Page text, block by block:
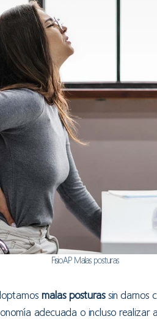
FisioAP Malas posturas
malas posturassin darnos
adecuada o incluso realizar